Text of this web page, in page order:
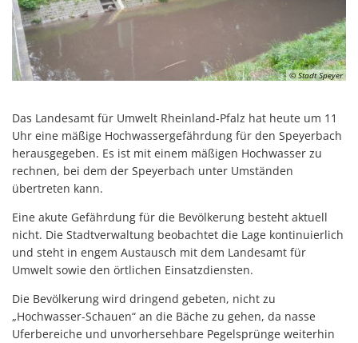
© Stadt Speyer
Das Landesamt für Umwelt Rheinland-Pfalz hat heute um 11
Uhr eine mäßige Hochwassergefährdung für den Speyerbach
herausgegeben. Es ist mit einem mäßigen Hochwasser zu
rechnen, bei dem der Speyerbach unter Umständen
übertreten kann.
Eine akute Gefährdung für die Bevölkerung besteht aktuell
nicht. Die Stadtverwaltung beobachtet die Lage kontinuierlich
und steht in engem Austausch mit dem Landesamt für
Umwelt sowie den örtlichen Einsatzdiensten.
Die Bevölkerung wird dringend gebeten, nicht zu
„Hochwasser-Schauen“ an die Bäche zu gehen, da nasse
Uferbereiche und unvorhersehbare Pegelsprünge weiterhin